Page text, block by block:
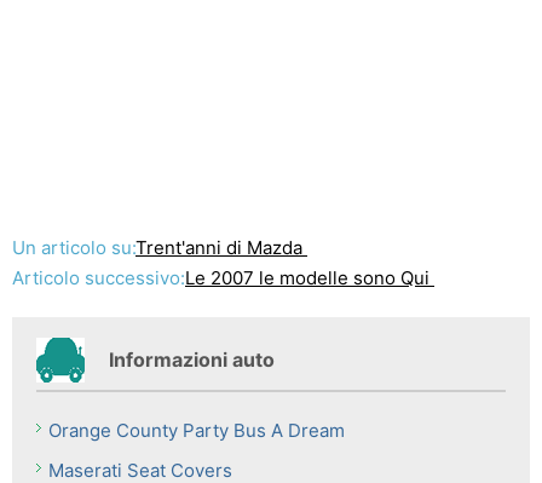
Un articolo su:Trent'anni di Mazda
Articolo successivo:Le 2007 le modelle sono Qui
Informazioni auto
Orange County Party Bus A Dream
Maserati Seat Covers